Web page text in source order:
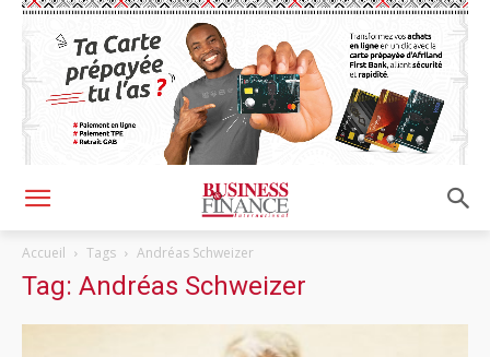
Accueil Tags Andréas Schweizer
Tag: Andréas Schweizer